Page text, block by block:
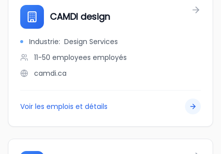
CAMDI design
Industrie: Design Services
11-50 employees employés
camdi.ca
Voir les emplois et détails